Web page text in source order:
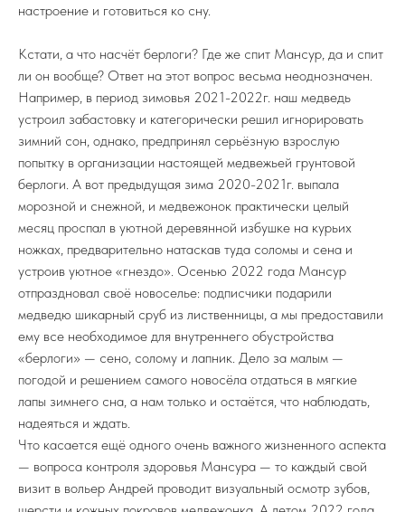
настроение и готовиться ко сну.
Кстати, а что насчёт берлоги? Где же спит Мансур, да и спит
ли он вообще? Ответ на этот вопрос весьма неоднозначен.
Например, в период зимовья 2021-2022г. наш медведь
устроил забастовку и категорически решил игнорировать
зимний сон, однако, предпринял серьёзную взрослую
попытку в организации настоящей медвежьей грунтовой
берлоги. А вот предыдущая зима 2020-2021г. выпала
морозной и снежной, и медвежонок практически целый
месяц проспал в уютной деревянной избушке на курьих
ножках, предварительно натаскав туда соломы и сена и
устроив уютное «гнездо». Осенью 2022 года Мансур
отпраздновал своё новоселье: подписчики подарили
медведю шикарный сруб из лиственницы, а мы предоставили
ему все необходимое для внутреннего обустройства
«берлоги» — сено, солому и лапник. Дело за малым —
погодой и решением самого новосёла отдаться в мягкие
лапы зимнего сна, а нам только и остаётся, что наблюдать,
надеяться и ждать.
Что касается ещё одного очень важного жизненного аспекта
— вопроса контроля здоровья Мансура — то каждый свой
визит в вольер Андрей проводит визуальный осмотр зубов,